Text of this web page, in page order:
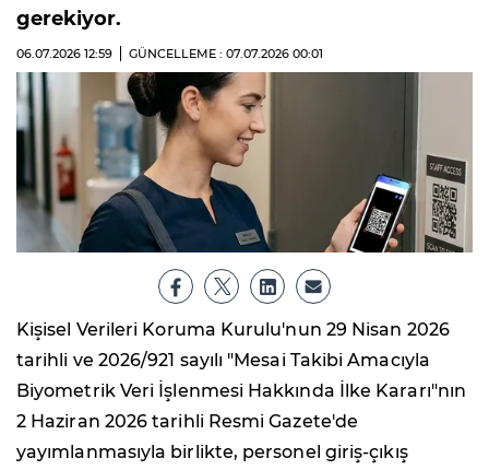
gerekiyor.
06.07.2026 12:59 GÜNCELLEME : 07.07.2026 00:01
Kişisel Verileri Koruma Kurulu'nun 29 Nisan 2026
tarihli ve 2026/921 sayılı "Mesai Takibi Amacıyla
Biyometrik Veri İşlenmesi Hakkında İlke Kararı"nın
2 Haziran 2026 tarihli Resmi Gazete'de
yayımlanmasıyla birlikte, personel giriş-çıkış